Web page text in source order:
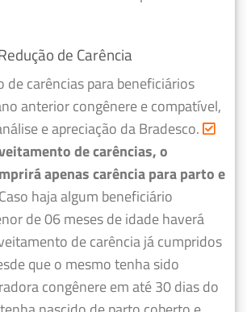
de Carência
carências para beneficiários
anterior congênere e compatível,
e apreciação da Bradesco.
de carências, o
apenas carência para parto e
Caso haja algum beneficiário
de 06 meses de idade haverá
de carência já cumpridos
que o mesmo tenha sido
congênere em até 30 dias do